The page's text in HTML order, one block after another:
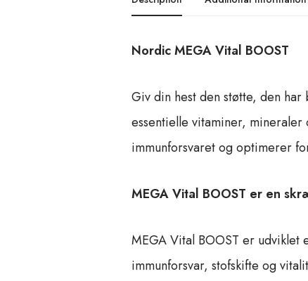
Nordic MEGA Vital BOOST
Giv din hest den støtte, den
essentielle vitaminer,
immunforsvaret og optimerer
MEGA Vital BOOST er en
MEGA Vital BOOST er udviklet
immunforsvar, stofskifte og